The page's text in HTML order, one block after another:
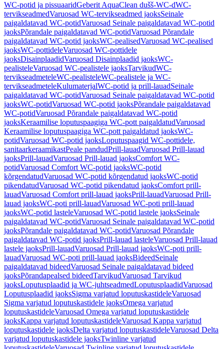
WC-potid ja pissuaaridGeberit AquaClean dušš-WC-dWC-
tervikseadmedVaruosad WC-tervikseadmed jaoksSeinale
paigaldatavad WC-potidVaruosad Seinale paigaldatavad WC-potid
jaoksPõrandale paigaldatavad WC-potidVaruosad Põrandale
paigaldatavad WC-potid jaoksWC-pealisedVaruosad WC-pealised
jaoksWC-pottideleVaruosad WC-pottidele
jaoksDisainplaadidVaruosad Disainplaadid jaoksWC-
pealisteleVaruosad WC-pealistele jaoksTarvikudWC-
tervikseadmeteleWC-pealisteleWC-pealistele ja WC-
tervikseadmeteleKulumaterjalWC-potid ja prill-lauadSeinale
paigaldatavad WC-potidVaruosad Seinale paigaldatavad WC-potid
jaoksWC-potidVaruosad WC-potid jaoksPõrandale paigaldatavad
WC-potidVaruosad Põrandale paigaldatavad WC-potid
jaoksKeraamilise loputuspaagiga WC-pott paigaldatudVaruosad
Keraamilise loputuspaagiga WC-pott paigaldatud jaoksWC-
potidVaruosad WC-potid jaoksLoputuspaagid WC-pottidele,
sanitaarkeraamikastPeale pandudPrill-lauadVaruosad Prill-lauad
jaoksPrill-lauadVaruosad Prill-lauad jaoksComfort WC-
potidVaruosad Comfort WC-potid jaoksWC-potid
kõrgendatudVaruosad WC-potid kõrgendatud jaoksWC-potid
pikendatudVaruosad WC-potid pikendatud jaoksComfort prill-
lauadVaruosad Comfort prill-lauad jaoksPrill-lauadVaruosad Prill-
lauad jaoksWC-poti prill-lauadVaruosad WC-poti prill-lauad
jaoksWC-potid lasteleVaruosad WC-potid lastele jaoksSeinale
paigaldatavad WC-potidVaruosad Seinale paigaldatavad WC-potid
jaoksPõrandale paigaldatavad WC-potidVaruosad Põrandale
paigaldatavad WC-potid jaoksPrill-lauad lasteleVaruosad Prill-lauad
lastele jaoksPrill-lauadVaruosad Prill-lauad jaoksWC-poti prill-
lauadVaruosad WC-poti prill-lauad jaoksBideedSeinale
paigaldatavad bideedVaruosad Seinale paigaldatavad bideed
jaoksPõrandapealsed bideedTarvikudVaruosad Tarvikud
jaoksLoputusplaadid ja WC-juhtseadmedLoputusplaadidVaruosad
Loputusplaadid jaoksSigma varjatud loputuskastideleVaruosad
Sigma varjatud loputuskastidele jaoksOmega varjatud
loputuskastideleVaruosad Omega varjatud loputuskastidele
jaoksKappa varjatud loputuskastideleVaruosad Kappa varjatud
loputuskastidele jaoksDelta varjatud loputuskastideleVaruosad Delta
varjatud loputuskastidele jaoksTwinline varjatud